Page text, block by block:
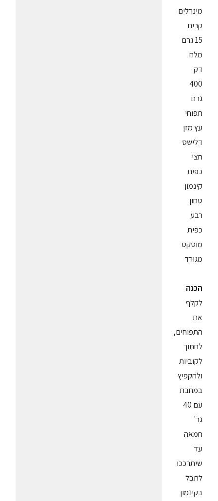
מינרלים
קרים
15 גרם
מלח
דק
400
גרם
תפוחי
עץ מזן
דלישס
חצי
כפית
קינמון
טחון
רבע
כפית
מוסקט
מגורד
הכנה
לקלף
את
התפוחים,
לחתוך
לקוביות
ולהקפיץ
במחבת
עם 40
גר'
חמאה
עד
שיתרככו
לתבל
בקינמון